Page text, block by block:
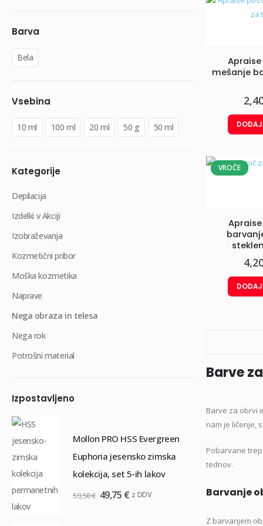
mešanje
VROČE
Barve
Barve za obrvi
nam je ličenje,
Pobarvane
tednov.
Barvanje
Z barvanjem
Barva
Bela
Vsebina
10 ml 100 ml 20 ml 50 g 50 ml
Kategorije
Depilacija
Izdelki v Akciji
Izobraževanja
Kozmetični pribor
Moška kozmetika
Naprave
Nega obraza in telesa
Nega rok
Potrošni material
Izpostavljeno
Mollon PRO HSS Evergreen
Euphoria jesensko zimska
kolekcija, set 5-ih lakov
59,50€ Izvirna
49,75 €Trenutna
z DDV